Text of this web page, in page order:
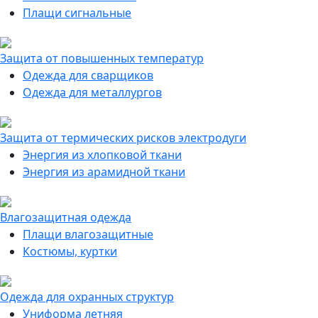
Плащи сигнальные
Защита от повышенных температур
Одежда для сварщиков
Одежда для металлургов
Защита от термических рисков электродуги
Энергия из хлопковой ткани
Энергия из арамидной ткани
Влагозащитная одежда
Плащи влагозащитные
Костюмы, куртки
Одежда для охранных структур
Униформа летняя